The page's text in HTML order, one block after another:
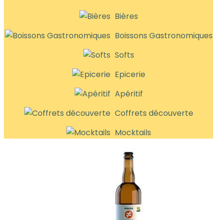
Bières
Boissons Gastronomiques
Softs
Epicerie
Apéritif
Coffrets découverte
Mocktails